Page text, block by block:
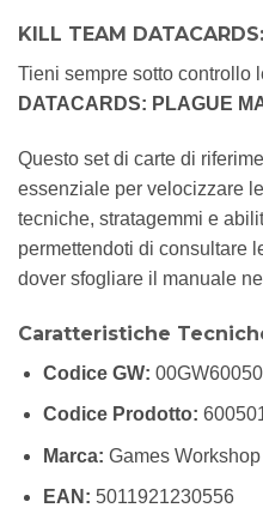
KILL TEAM
Tieni sempre sotto controllo
DATACARDS: PLAGUE
Questo set di carte di
essenziale per velocizzare
tecniche, stratagemmi e
permettendoti di consultare
dover sfogliare il manuale
Caratteristiche
Codice GW:
Codice Prodotto:
Marca: Games Workshop
EAN: 5011921230556